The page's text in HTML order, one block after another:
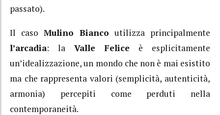
passato).
Il caso Mulino Bianco utilizza principalmente
l’arcadia: la Valle Felice è esplicitamente
un’idealizzazione, un mondo che non è mai esistito
ma che rappresenta valori (semplicità, autenticità,
armonia) percepiti come perduti nella
contemporaneità.